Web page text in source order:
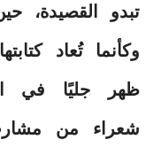
تبدو القصيدة،
وكأنما تُعاد
ظهر جليًا في
شعراء من